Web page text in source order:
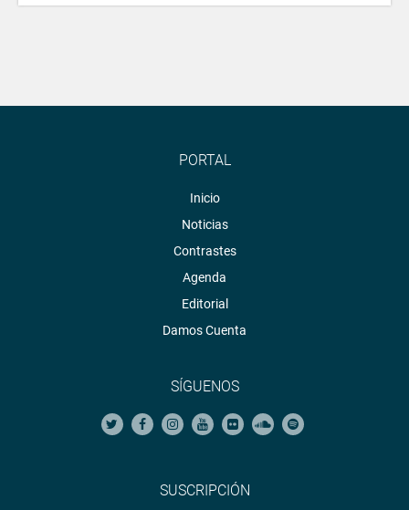
PORTAL
Inicio
Noticias
Contrastes
Agenda
Editorial
Damos Cuenta
SÍGUENOS
SUSCRIPCIÓN